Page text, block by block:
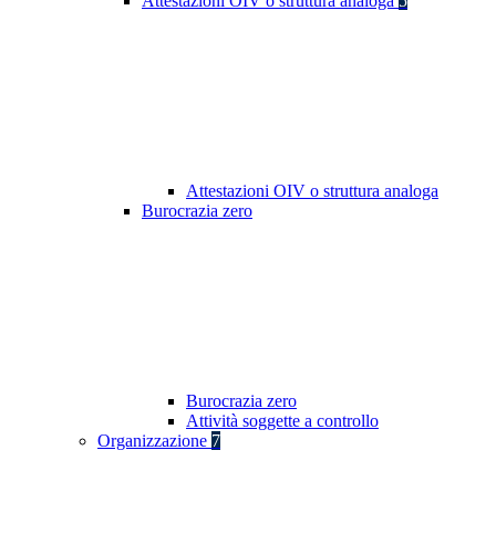
Attestazioni OIV o struttura analoga
Burocrazia zero
Burocrazia zero
Attività soggette a controllo
Organizzazione 7